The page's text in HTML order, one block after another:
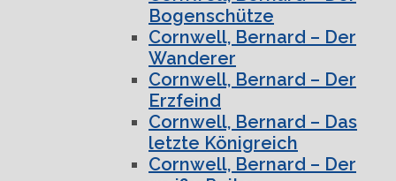
Bogenschütze
Cornwell, Bernard – Der
Wanderer
Cornwell, Bernard – Der
Erzfeind
Cornwell, Bernard – Das
letzte Königreich
Cornwell, Bernard – Der